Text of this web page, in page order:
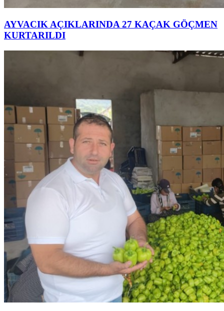
AYVACIK AÇIKLARINDA 27 KAÇAK GÖÇMEN
KURTARILDI